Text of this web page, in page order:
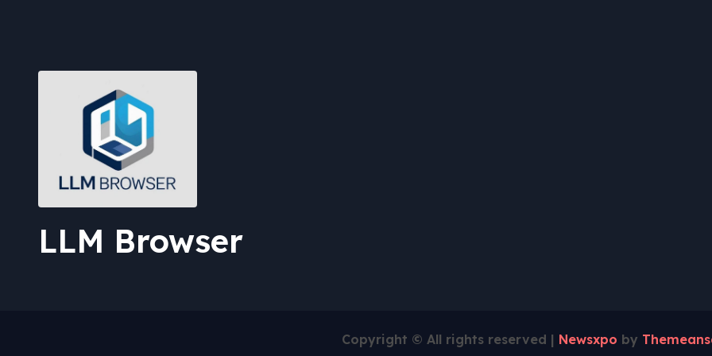
LLM Browser
Copyright © All rights reserved | Newsxpo by